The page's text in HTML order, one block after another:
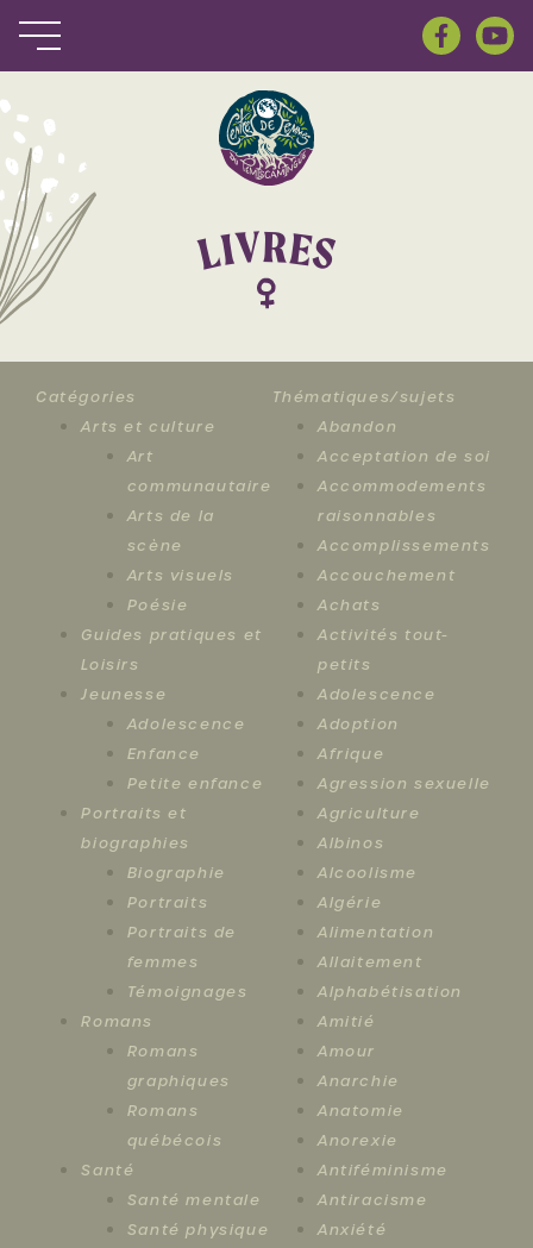
LIVRES
Catégories
Arts et culture
Art
communautaire
Arts de la
scène
Arts visuels
Poésie
Guides pratiques et
Loisirs
Jeunesse
Adolescence
Enfance
Petite enfance
Portraits et
biographies
Biographie
Portraits
Portraits de
femmes
Témoignages
Romans
Romans
graphiques
Romans
québécois
Santé
Santé mentale
Santé physique
Thématiques/sujets
Abandon
Acceptation de soi
Accommodements
raisonnables
Accomplissements
Accouchement
Achats
Activités tout-
petits
Adolescence
Adoption
Afrique
Agression sexuelle
Agriculture
Albinos
Alcoolisme
Algérie
Alimentation
Allaitement
Alphabétisation
Amitié
Amour
Anarchie
Anatomie
Anorexie
Antiféminisme
Antiracisme
Anxiété